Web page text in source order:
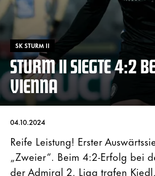
SK STURM II
STURM II SIEGTE 4:2
VIENNA
04.10.2024
Reife Leistung! Erster
„Zweier“. Beim 4:2-Erfolg bei
der Admiral 2. Liga trafen